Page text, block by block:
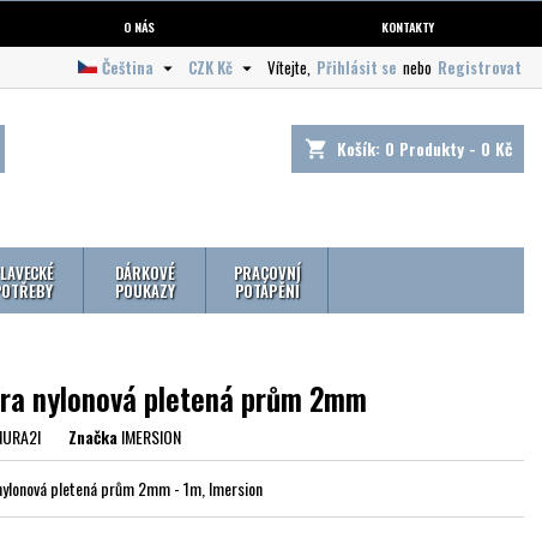
O NÁS KONTAKTY
Vítejte, Přihlásit se nebo Registrovat
CZK Kč 
Čeština 
shopping_cart Košík: 0 Produkty - 0 Kč
DÁRKOVÉ
POUKAZY
PRACOVNÍ
POTÁPĚNÍ
nylonová pletená prům 2mm
ZnačkaIMERSION
pletená prům 2mm - 1m, Imersion